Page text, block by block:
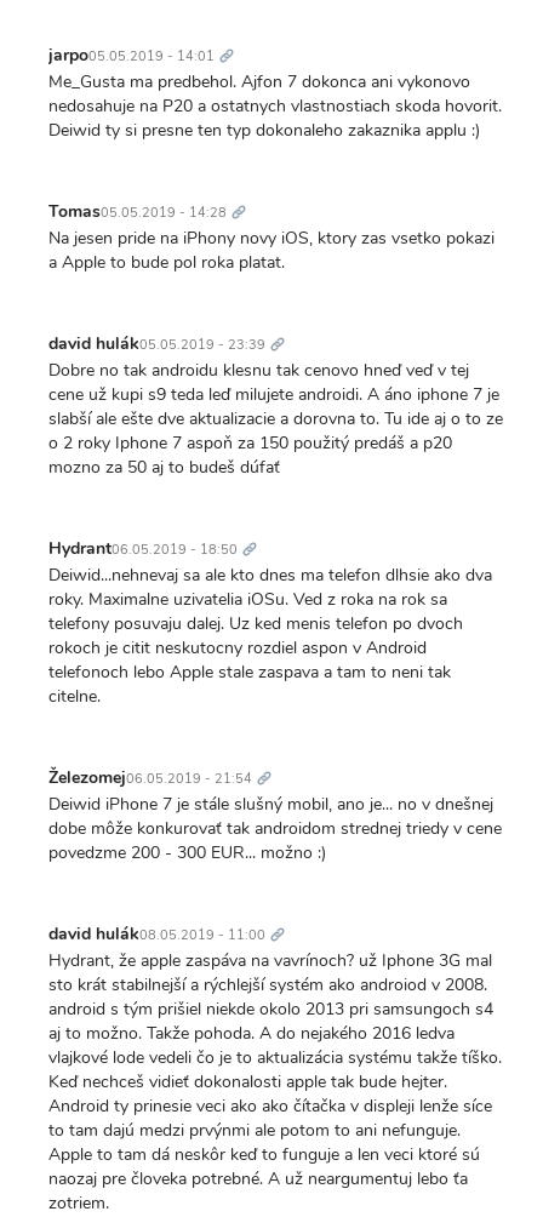
jarpo05.05.2019 - 14:01 odkaz
Me_Gusta ma predbehol. Ajfon 7 dokonca ani vykonovo
nedosahuje na P20 a ostatnych vlastnostiach skoda hovorit.
Deiwid ty si presne ten typ dokonaleho zakaznika applu :)
Tomas05.05.2019 - 14:28 odkaz
Na jesen pride na iPhony novy iOS, ktory zas vsetko pokazi
a Apple to bude pol roka platat.
david hulák05.05.2019 - 23:39 odkaz
Dobre no tak androidu klesnu tak cenovo hneď veď v tej
cene už kupi s9 teda leď milujete androidi. A áno iphone 7 je
slabší ale ešte dve aktualizacie a dorovna to. Tu ide aj o to ze
o 2 roky Iphone 7 aspoň za 150 použitý predáš a p20
mozno za 50 aj to budeš dúfať
Hydrant06.05.2019 - 18:50 odkaz
Deiwid...nehnevaj sa ale kto dnes ma telefon dlhsie ako dva
roky. Maximalne uzivatelia iOSu. Ved z roka na rok sa
telefony posuvaju dalej. Uz ked menis telefon po dvoch
rokoch je citit neskutocny rozdiel aspon v Android
telefonoch lebo Apple stale zaspava a tam to neni tak
citelne.
Železomej06.05.2019 - 21:54 odkaz
Deiwid iPhone 7 je stále slušný mobil, ano je... no v dnešnej
dobe môže konkurovať tak androidom strednej triedy v cene
povedzme 200 - 300 EUR... možno :)
david hulák08.05.2019 - 11:00 odkaz
Hydrant, že apple zaspáva na vavrínoch? už Iphone 3G mal
sto krát stabilnejší a rýchlejší systém ako androiod v 2008.
android s tým prišiel niekde okolo 2013 pri samsungoch s4
aj to možno. Takže pohoda. A do nejakého 2016 ledva
vlajkové lode vedeli čo je to aktualizácia systému takže tíško.
Keď nechceš vidieť dokonalosti apple tak bude hejter.
Android ty prinesie veci ako ako čítačka v displeji lenže síce
to tam dajú medzi prvýnmi ale potom to ani nefunguje.
Apple to tam dá neskôr keď to funguje a len veci ktoré sú
naozaj pre človeka potrebné. A už neargumentuj lebo ťa
zotriem.